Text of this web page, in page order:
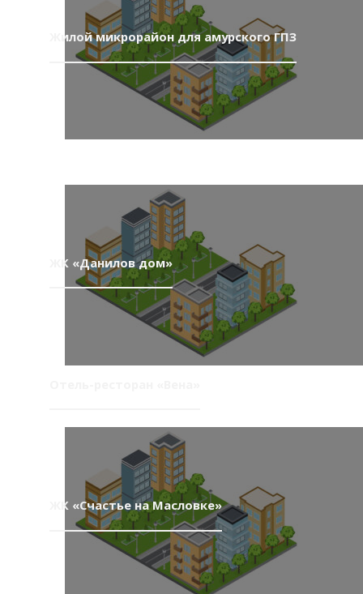
Жилой микрорайон для амурского ГПЗ
ЖК «Данилов дом»
ЖК «Счастье на Масловке»